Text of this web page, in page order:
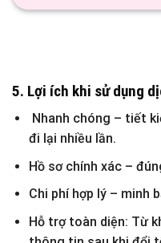
5. Lợi ích khi sử dụng
Nhanh chóng – tiết
đi lại nhiều lần.
Hồ sơ chính xác –
Chi phí hợp lý – minh
Hỗ trợ toàn diện: Từ